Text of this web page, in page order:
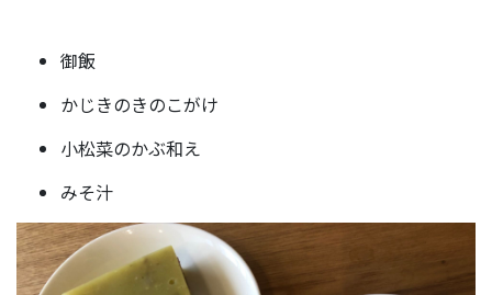
御飯
かじきのきのこがけ
小松菜のかぶ和え
みそ汁